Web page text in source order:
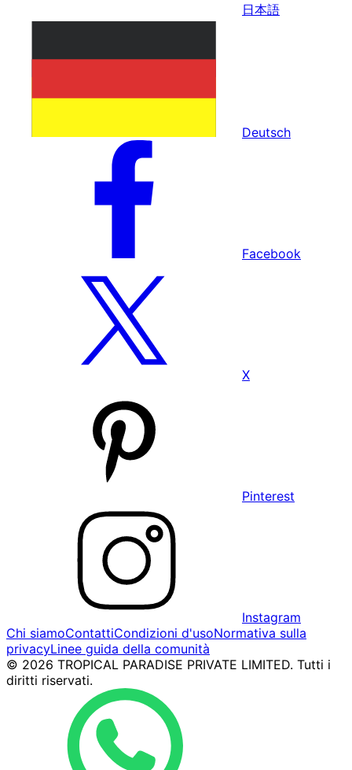
日本語
Deutsch
Facebook
X
Pinterest
Instagram
Chi siamoContattiCondizioni d'usoNormativa sulla
privacyLinee guida della comunità
© 2026 TROPICAL PARADISE PRIVATE LIMITED. Tutti i
diritti riservati.